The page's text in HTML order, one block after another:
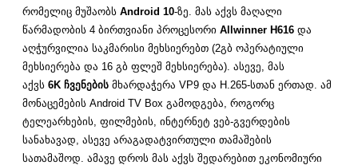
რომელიც მუშაობს Android 10-ზე. მას აქვს მაღალი
წარმადობის 4 ბირთვიანი პროცესორი Allwinner H616 და
აღჭურვილია საკმარისი მეხსიერებთ (2გბ ოპერატიული
მეხსიერება და 16 გბ ფლეშ მეხსიერება). ასევე, მას
აქვს 6K ჩვენების მხარდაჭერა VP9 და H.265-სთან ერთად. ამ
მონაცემების Android TV Box გამოდგება, როგორც
ტელეარხების, ფილმების, ინტერნეტ ვებ-გვერდების
სანახავად, ასევე არაგადატვირთული თამაშების
სათამაშოდ. ამავე დროს მას აქვს შედარებით ეკონომიური